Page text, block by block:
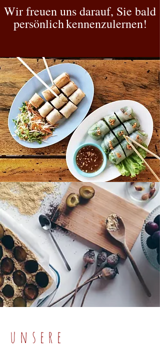
Wir freuen uns darauf, Sie bald
persönlichkennenzulernen!
unsere